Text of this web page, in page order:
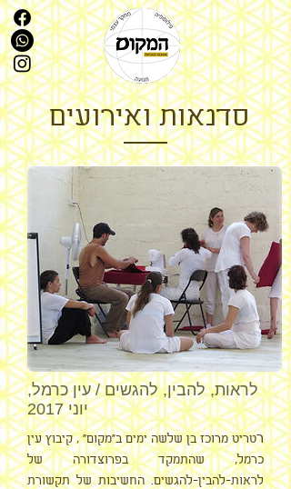
סדנאות ואירועים
לראות, להבין, להגשים / עין כרמל,
יוני 2017
רטריט מרוכז בן שלשה ימים ב"מקום" , קיבוץ עין
כרמל, שהתמקד בפרוצדורה של
לראות-להבין-להגשים. החשיבות של תקשורת